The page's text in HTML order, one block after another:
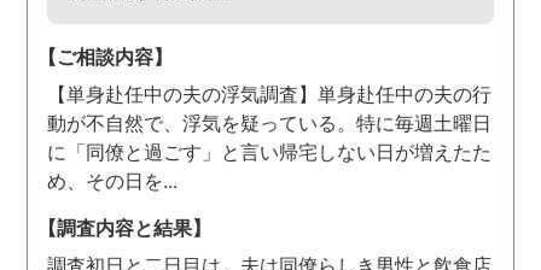
【ご相談内容】
【単身赴任中の夫の浮気調査】単身赴任中の夫の行
動が不自然で、浮気を疑っている。特に毎週土曜日
に「同僚と過ごす」と言い帰宅しない日が増えたた
め、その日を...
【調査内容と結果】